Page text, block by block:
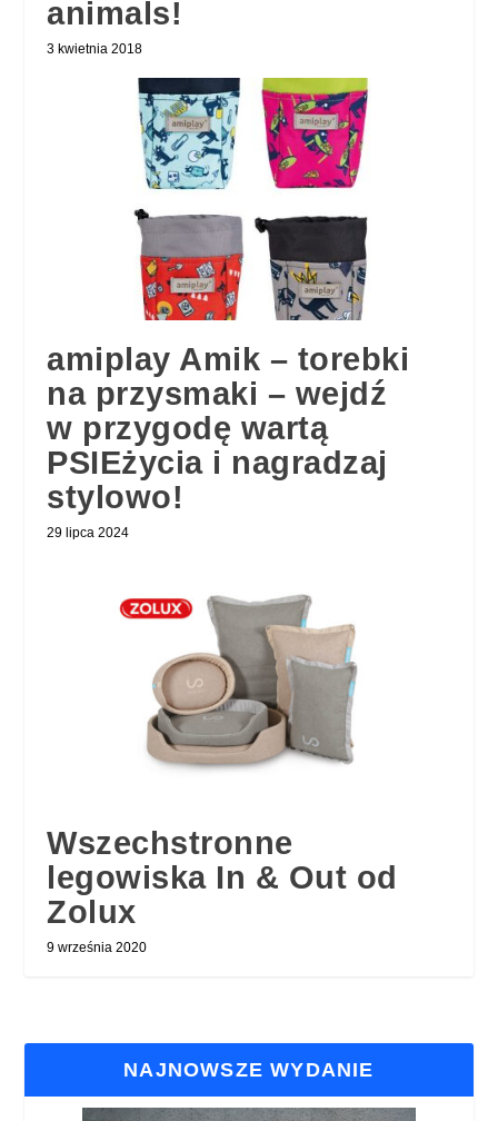
animals!
3 kwietnia 2018
amiplay Amik – torebki
na przysmaki – wejdź
w przygodę wartą
PSIEżycia i nagradzaj
stylowo!
29 lipca 2024
Wszechstronne
legowiska In & Out od
Zolux
9 września 2020
NAJNOWSZE WYDANIE